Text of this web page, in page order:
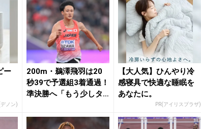
ー
デノン)
200m・鵜澤飛羽は20
秒39で予選組3着通過！
準決勝へ「もう少しタ
【大人気】ひんやり冷
感寝具で快適な睡眠を
あなたに。
PR(アイリスプラザ)